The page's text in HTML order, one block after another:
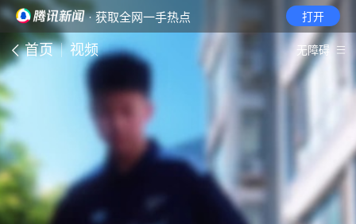
· 获取全网一手热点 打开
首页 视频 无障碍